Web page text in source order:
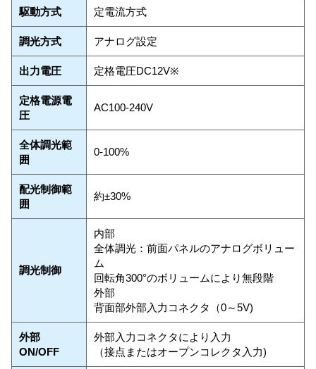
駆動方式 定電流方式
調光方式 アナログ設定
出力電圧 定格電圧DC12V※
定格電源電
圧
AC100-240V
全体調光範
囲
0-100%
配光制御範
囲
約±30%
調光制御
内部
全体調光：前面パネルのアナログボリュー
ム
回転角300°のボリュームにより無段階
外部
背面部外部入力コネクタ（0～5V)
外部
ON/OFF
外部入力コネクタにより入力
（接点またはオープンコレクタ入力)